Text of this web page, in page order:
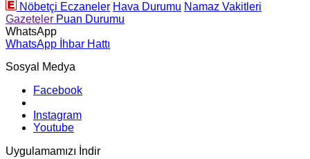
Nöbetçi Eczaneler Hava Durumu Namaz Vakitleri
Gazeteler Puan Durumu
WhatsApp
WhatsApp İhbar Hattı
Sosyal Medya
Facebook
Instagram
Youtube
Uygulamamızı İndir